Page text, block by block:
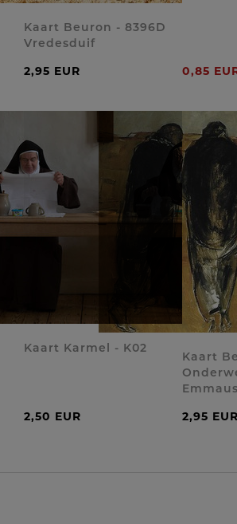
Kaart Beuron - 8396D
Vredesduif
2,95 EUR
0,85
Kaart Karmel - K02
2,50 EUR
Kaart
Emmaus
2,95 EUR